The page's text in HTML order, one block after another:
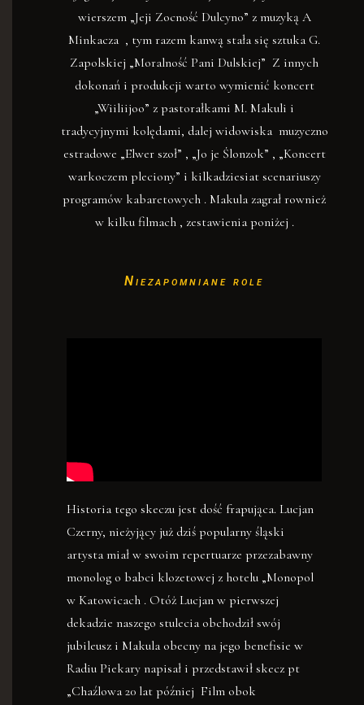
wierszem „Jeji Zocność Dulcyno” z muzyką A
Minkacza , tym razem kanwą stała się sztuka G.
Zapolskiej „Moralność Pani Dulskiej” Z innych
dokonań i produkcji warto wymienić koncert
„Wiiliijoo” z pastorałkami M. Makuli i
tradycyjnymi kolędami, dalej widowiska muzyczno
estradowe „Elwer szoł” , „Jo je Ślonzok” , „Koncert
warkoczem pleciony” i kilkadziesiat scenariuszy
programów kabaretowych . Makula zagrał rownież
w kilku filmach , zestawienia poniżej .
Niezapomniane role
Historia tego skeczu jest dość frapująca. Lucjan
Czerny, nieżyjący już dziś popularny śląski
artysta miał w swoim repertuarze przezabawny
monolog o babci klozetowej z hotelu „Monopol
w Katowicach . Otóż Lucjan w pierwszej
dekadzie naszego stulecia obchodził swój
jubileusz i Makula obecny na jego benefisie w
Radiu Piekary napisał i przedstawił skecz pt
„Chaźlowa 20 lat później Film obok